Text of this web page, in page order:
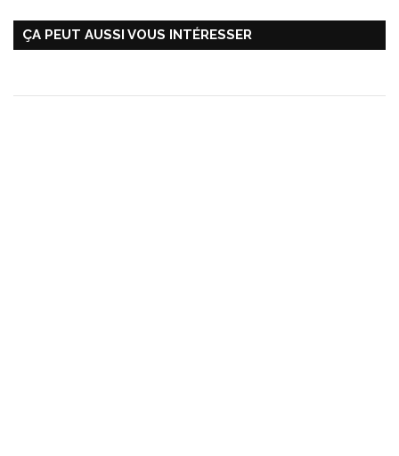
ÇA PEUT AUSSI VOUS INTÉRESSER